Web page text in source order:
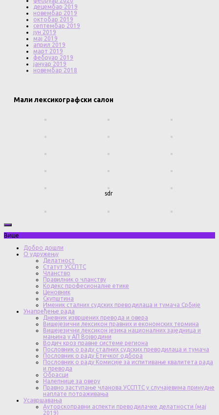
децембар 2019
новембар 2019
октобар 2019
септембар 2019
јун 2019
мај 2019
април 2019
март 2019
фебруар 2019
јануар 2019
новембар 2018
Мали лексикографски салон
sdr
Више
Добро дошли
О удружењу
Делатност
Статут УССПТС
Чланство
Правилник о чланству
Кодекс професионалне етике
Ценовник
Скупштина
Именик сталних судских преводилаца и тумача Србије
Унапређење рада
Дневник извршених превода и овера
Вишејезични лексикон правних и економских термина
Вишејезични лексикон језика националних заједница и
мањина у АП Војводини
Водич кроз правне системе региона
Пословник о раду сталних судских преводилаца и тумача
Пословник о раду Етичког одбора
Пословник о раду Комисије за испитивање квалитета рада
и превода
Обрасци
Налепнице за оверу
Правно заступање чланова УССПТС у случајевима принудне
наплате потраживања
Усавршавања
Ауторскоправни аспекти преводилачке делатности (мај
2019)